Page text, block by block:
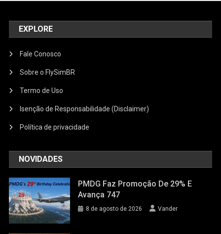
EXPLORE
Fale Conosco
Sobre o FlySimBR
Termo de Uso
Isenção de Responsabilidade (Disclaimer)
Política de privacidade
NOVIDADES
PMDG Faz Promoção De 29% E
Avança 747
8 de agosto de 2026 Vander